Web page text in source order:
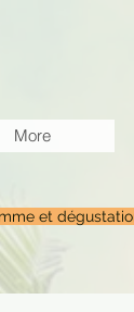
More
et